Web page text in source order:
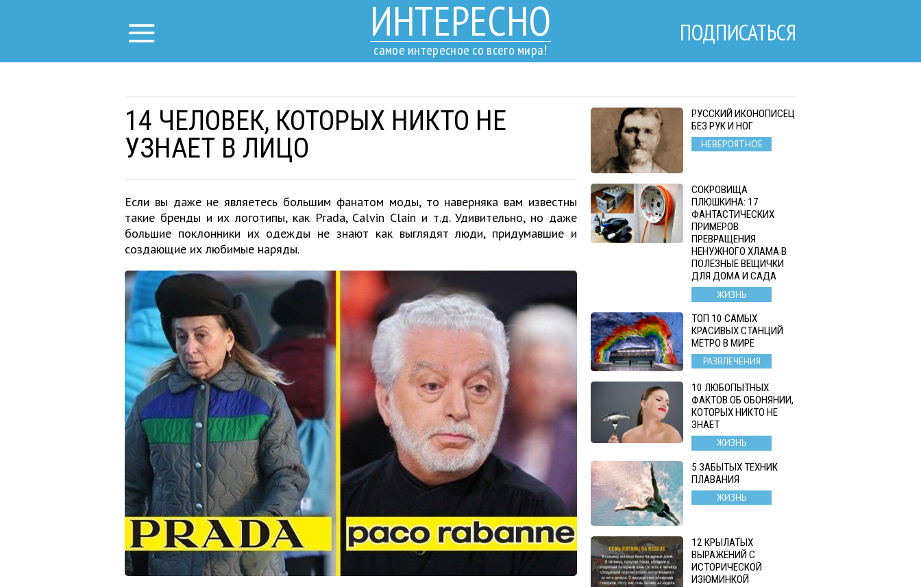
ИНТЕРЕСНО
самое интересное со всего мира!
ПОДПИСАТЬСЯ
14 ЧЕЛОВЕК, КОТОРЫХ НИКТО НЕ
УЗНАЕТ В ЛИЦО
Если вы даже не являетесь большим фанатом моды, то наверняка вам известны
такие бренды и их логотипы, как Prada, Calvin Clain и т.д. Удивительно, но даже
большие поклонники их одежды не знают как выглядят люди, придумавшие и
создающие их любимые наряды.
РУССКИЙ ИКОНОПИСЕЦ
БЕЗ РУК И НОГ
НЕВЕРОЯТНОЕ
СОКРОВИЩА
ПЛЮШКИНА: 17
ФАНТАСТИЧЕСКИХ
ПРИМЕРОВ
ПРЕВРАЩЕНИЯ
НЕНУЖНОГО ХЛАМА В
ПОЛЕЗНЫЕ ВЕЩИЧКИ
ДЛЯ ДОМА И САДА
ЖИЗНЬ
ТОП 10 САМЫХ
КРАСИВЫХ СТАНЦИЙ
МЕТРО В МИРЕ
РАЗВЛЕЧЕНИЯ
10 ЛЮБОПЫТНЫХ
ФАКТОВ ОБ ОБОНЯНИИ,
КОТОРЫХ НИКТО НЕ
ЗНАЕТ
ЖИЗНЬ
5 ЗАБЫТЫХ ТЕХНИК
ПЛАВАНИЯ
ЖИЗНЬ
12 КРЫЛАТЫХ
ВЫРАЖЕНИЙ С
ИСТОРИЧЕСКОЙ
ИЗЮМИНКОЙ